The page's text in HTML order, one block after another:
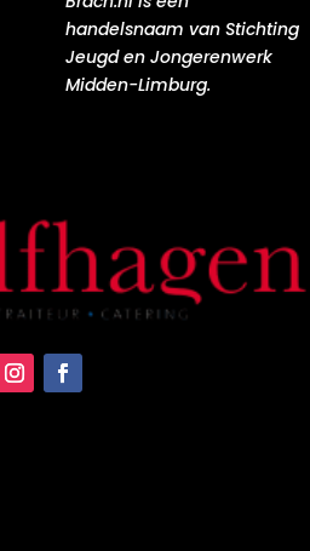
handelsnaam van Stichting
Jeugd en Jongerenwerk
Midden-Limburg.